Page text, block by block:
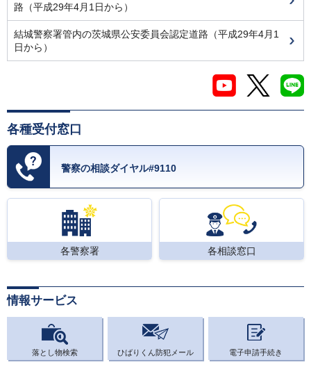
路（平成29年4月1日から）
結城警察署管内の茨城県公安委員会認定道路（平成29年4月1
日から）
各種受付窓口
警察の相談ダイヤル#9110
各警察署 各相談窓口
情報サービス
落とし物検索 ひばりくん防犯メール 電子申請手続き